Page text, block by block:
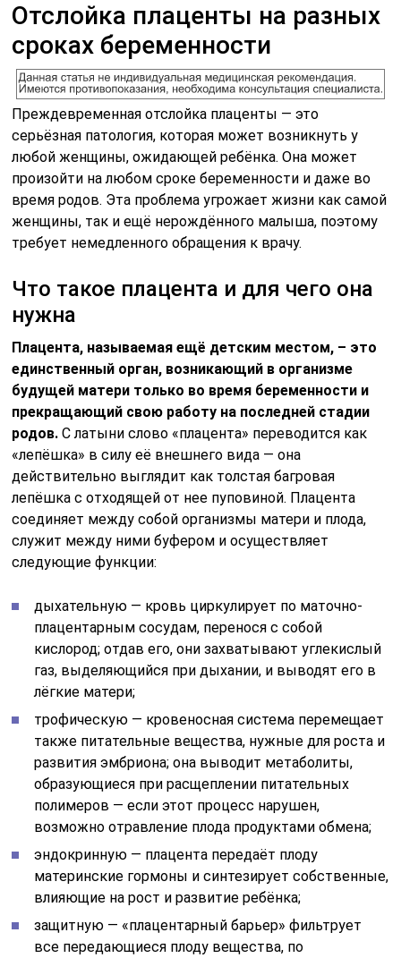
Отслойка плаценты на разных
сроках беременности
Преждевременная отслойка плаценты — это
серьёзная патология, которая может возникнуть у
любой женщины, ожидающей ребёнка. Она может
произойти на любом сроке беременности и даже во
время родов. Эта проблема угрожает жизни как самой
женщины, так и ещё нерождённого малыша, поэтому
требует немедленного обращения к врачу.
Что такое плацента и для чего она
нужна
Плацента, называемая ещё детским местом, – это
единственный орган, возникающий в организме
будущей матери только во время беременности и
прекращающий свою работу на последней стадии
родов. С латыни слово «плацента» переводится как
«лепёшка» в силу её внешнего вида — она
действительно выглядит как толстая багровая
лепёшка с отходящей от нее пуповиной. Плацента
соединяет между собой организмы матери и плода,
служит между ними буфером и осуществляет
следующие функции:
дыхательную — кровь циркулирует по маточно-
плацентарным сосудам, перенося с собой
кислород; отдав его, они захватывают углекислый
газ, выделяющийся при дыхании, и выводят его в
лёгкие матери;
трофическую — кровеносная система перемещает
также питательные вещества, нужные для роста и
развития эмбриона; она выводит метаболиты,
образующиеся при расщеплении питательных
полимеров — если этот процесс нарушен,
возможно отравление плода продуктами обмена;
эндокринную — плацента передаёт плоду
материнские гормоны и синтезирует собственные,
влияющие на рост и развитие ребёнка;
защитную — «плацентарный барьер» фильтрует
все передающиеся плоду вещества, по